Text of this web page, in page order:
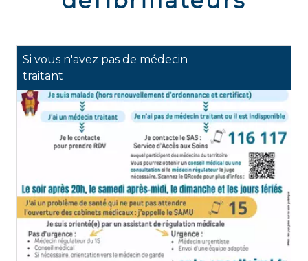
Si vous n'avez pas de médecin
traitant